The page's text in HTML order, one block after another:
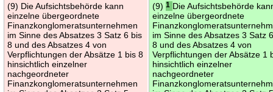
(9) Die Aufsichtsbehörde kann
einzelne übergeordnete
Finanzkonglomeratsunternehmen
im Sinne des Absatzes 3 Satz 6 bis
8 und des Absatzes 4 von
Verpflichtungen der Absätze 1 bis 8
hinsichtlich einzelner
nachgeordneter
Finanzkonglomeratsunternehmen
(9)1 Die Aufsichtsbehörde
einzelne übergeordnete
im Sinne des Absatzes 3 Satz
8 und des Absatzes 4 von
Verpflichtungen der Absätze 1
hinsichtlich einzelner
nachgeordneter